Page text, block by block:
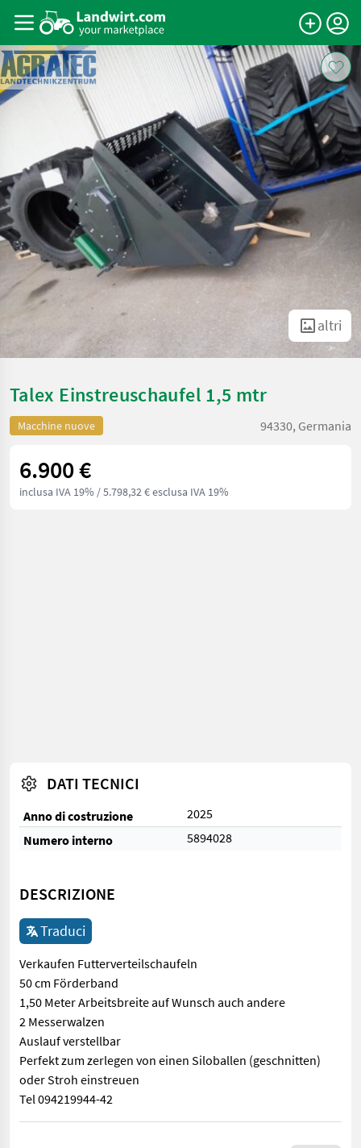
altri
Talex Einstreuschaufel 1,5 mtr
Macchine nuove 94330, Germania
6.900 €
inclusa IVA 19% / 5.798,32 € esclusa IVA 19%
DATI TECNICI
Anno di costruzione
2025
Numero interno
5894028
DESCRIZIONE
Traduci
Verkaufen Futterverteilschaufeln
50 cm Förderband
1,50 Meter Arbeitsbreite auf Wunsch auch andere
2 Messerwalzen
Auslauf verstellbar
Perfekt zum zerlegen von einen Siloballen (geschnitten)
oder Stroh einstreuen
Tel 094219944-42
Verkaufen Futterverteilschaufeln 50 cm Förderband 1,50